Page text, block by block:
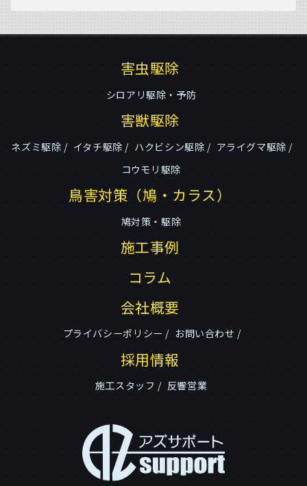
害虫駆除
シロアリ駆除・予防
害獣駆除
ネズミ駆除 イタチ駆除 ハクビシン駆除
アライグマ駆除
コウモリ駆除
鳥害対策（鳩・カラス）
鳩対策・駆除
施工事例
コラム
会社概要
プライバシーポリシー お問い合わせ
採用情報
施工スタッフ 反響営業